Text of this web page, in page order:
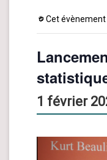
Cet évènement
1 février